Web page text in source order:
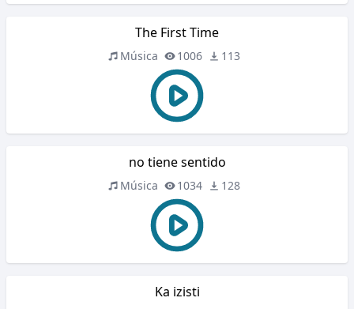
The First Time
Música 1006 113
no tiene sentido
Música 1034 128
Ka izisti